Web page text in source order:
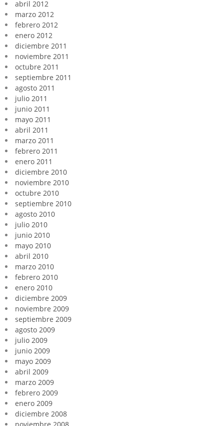
abril 2012
marzo 2012
febrero 2012
enero 2012
diciembre 2011
noviembre 2011
octubre 2011
septiembre 2011
agosto 2011
julio 2011
junio 2011
mayo 2011
abril 2011
marzo 2011
febrero 2011
enero 2011
diciembre 2010
noviembre 2010
octubre 2010
septiembre 2010
agosto 2010
julio 2010
junio 2010
mayo 2010
abril 2010
marzo 2010
febrero 2010
enero 2010
diciembre 2009
noviembre 2009
septiembre 2009
agosto 2009
julio 2009
junio 2009
mayo 2009
abril 2009
marzo 2009
febrero 2009
enero 2009
diciembre 2008